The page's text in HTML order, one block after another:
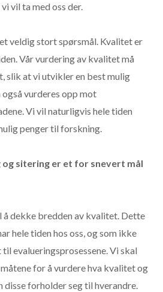
vil ta med oss der.
veldig stort spørsmål. Kvalitet er
Vår vurdering av kvalitet må
slik at vi utvikler en best mulig
vurderes opp mot
Vi vil naturligvis hele tiden
penger til forskning.
og sitering er et for snevert mål
å dekke bredden av kvalitet. Dette
hele tiden hos oss, og som ikke
evalueringsprosessene. Vi skal
for å vurdere hva kvalitet og
disse forholder seg til hverandre.